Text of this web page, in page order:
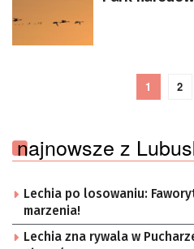
1 2
najnowsze z
Lechia po losowaniu:
marzenia!
Lechia zna rywala w